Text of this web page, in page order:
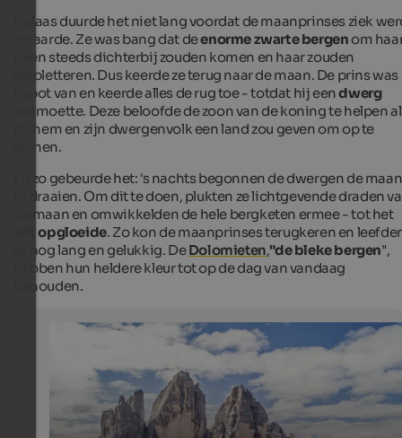
Three Peaks - Dolomites
The impressive mountains are located in the Sexten
and are a very famous photo spot.
Internet Consulting - Stefan Tolpeit
Helaas duurde het niet lang voordat de maanprinses ziek
op aarde. Ze was bang dat deenorme zwarte bergen om
heen steeds dichterbij zouden komen en haar zouden
verpletteren. Dus keerde ze terug naar de maan. De prins was
kapot van en keerde alles de rug toe - totdat hij eendwerg
ontmoette. Deze beloofde de zoon van de koning te helpen
hij hem en zijn dwergenvolk een land zou geven om op te
wonen.
En zo gebeurde het: 's nachts begonnen de dwergen de maan
te draaien. Om dit te doen, plukten ze lichtgevende draden
de maan en omwikkelden de hele bergketen ermee - tot het
wit opgloeide. Zo kon de maanprinses terugkeren en
ze nog lang en gelukkig. DeDolomieten,"de bleke bergen",
hebben hun heldere kleur tot op de dag van vandaag
behouden.